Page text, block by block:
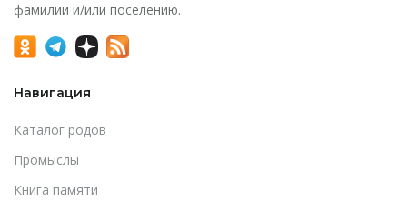
фамилии и/или поселению.
Навигация
Каталог родов
Промыслы
Книга памяти